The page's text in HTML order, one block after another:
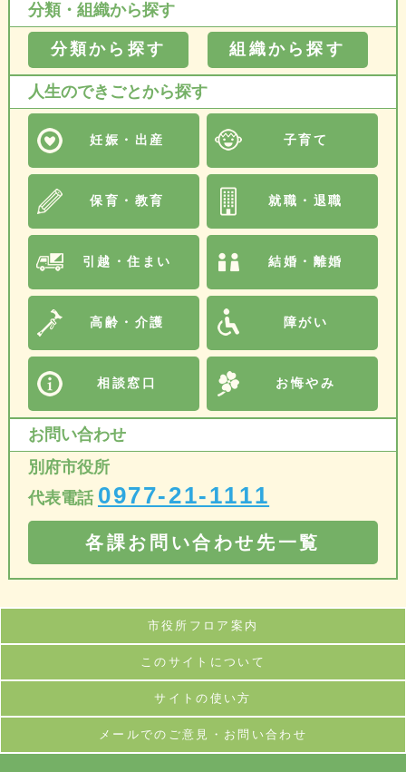
分類・組織から探す
分類から探す 組織から探す
人生のできごとから探す
妊娠・出産 子育て
保育・教育 就職・退職
引越・住まい 結婚・離婚
高齢・介護 障がい
相談窓口 お悔やみ
お問い合わせ
別府市役所
代表電話 0977-21-1111
各課お問い合わせ先一覧
市役所フロア案内
このサイトについて
サイトの使い方
メールでのご意見・お問い合わせ